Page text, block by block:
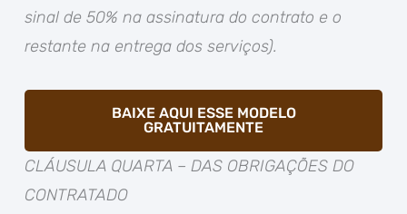
sinal de 50% na assinatura do contrato e o
restante na entrega dos serviços).
BAIXE AQUI ESSE MODELO
GRATUITAMENTE
CLÁUSULA QUARTA – DAS OBRIGAÇÕES DO
CONTRATADO